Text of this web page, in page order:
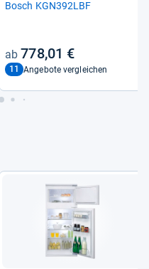
Bosch KGN392LBF
778,01 €
11 Angebote vergleichen